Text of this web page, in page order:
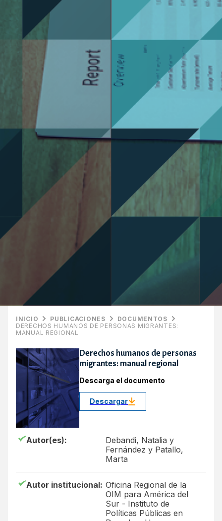
INICIO PUBLICACIONES
DOCUMENTOS
DERECHOS HUMANOS DE PERSONAS MIGRANTES:
MANUAL REGIONAL
Derechos humanos de personas
migrantes: manual regional
Descarga el documento
Descargar
Autor(es):
Debandi, Natalia y
Fernández y Patallo,
Marta
Autor institucional: Oficina Regional de la
OIM para América del
Sur - Instituto de
Políticas Públicas en